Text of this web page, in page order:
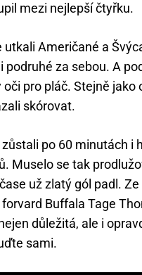
mezi nejlepší čtyřku.
utkali Američané a
podruhé za sebou. A
pro pláč. Stejně jako
skórovat.
po 60 minutách i
Muselo se tak
už zlatý gól padl.
Buffala Tage
důležitá, ale i
sami.